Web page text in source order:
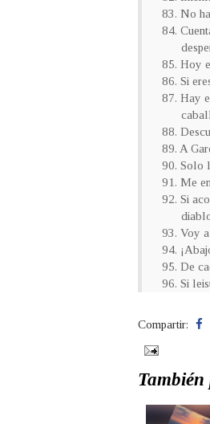
83. No
84.
85. Hoy
86. Si
87. Hay
88.
89. A
90. Solo
91. Me
92. Si
93. Voy
94.
95. De
96. Si
Compartir:
También